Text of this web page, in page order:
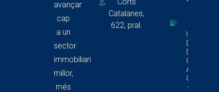
avançar
cap
a un
sector
immobiliari
millor,
més
Catalanes,
622, pral.
Informe
Del
De Locals
A
Catalunya
– 4T 2025